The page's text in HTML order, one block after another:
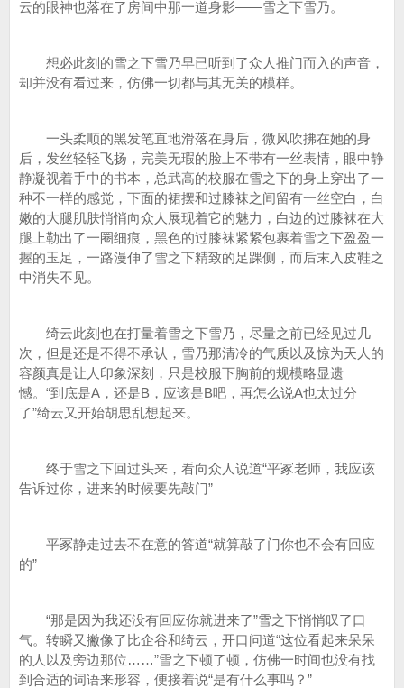
云的眼神也落在了房间中那一道身影——雪之下雪乃。
想必此刻的雪之下雪乃早已听到了众人推门而入的声音，
却并没有看过来，仿佛一切都与其无关的模样。
一头柔顺的黑发笔直地滑落在身后，微风吹拂在她的身
后，发丝轻轻飞扬，完美无瑕的脸上不带有一丝表情，眼中静
静凝视着手中的书本，总武高的校服在雪之下的身上穿出了一
种不一样的感觉，下面的裙摆和过膝袜之间留有一丝空白，白
嫩的大腿肌肤悄悄向众人展现着它的魅力，白边的过膝袜在大
腿上勒出了一圈细痕，黑色的过膝袜紧紧包裹着雪之下盈盈一
握的玉足，一路漫伸了雪之下精致的足踝侧，而后末入皮鞋之
中消失不见。
绮云此刻也在打量着雪之下雪乃，尽量之前已经见过几
次，但是还是不得不承认，雪乃那清冷的气质以及惊为天人的
容颜真是让人印象深刻，只是校服下胸前的规模略显遗
憾。“到底是A，还是B，应该是B吧，再怎么说A也太过分
了”绮云又开始胡思乱想起来。
终于雪之下回过头来，看向众人说道“平冢老师，我应该
告诉过你，进来的时候要先敲门”
平冢静走过去不在意的答道“就算敲了门你也不会有回应
的”
“那是因为我还没有回应你就进来了”雪之下悄悄叹了口
气。转瞬又撇像了比企谷和绮云，开口问道“这位看起来呆呆
的人以及旁边那位……”雪之下顿了顿，仿佛一时间也没有找
到合适的词语来形容，便接着说“是有什么事吗？”